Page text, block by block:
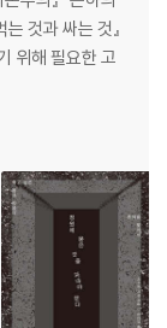
는 것과 싸는 것』
위해 필요한 고